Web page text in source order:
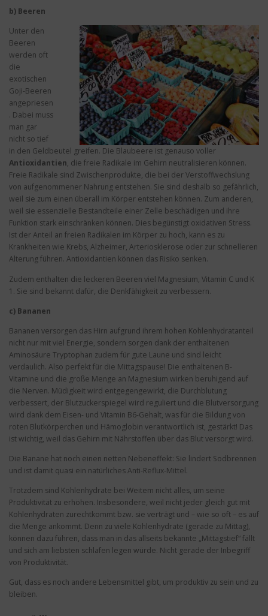
b) Beeren
Unter den
Beeren
werden oft
die
exotischen
Goji-Beeren
angepriesen
. Dabei muss
man gar
nicht so tief
in den Geldbeutel greifen. Die Blaubeere ist genauso voller
Antioxidantien, die freie Radikale im Gehirn neutralisieren können.
Freie Radikale sind Zwischenprodukte, die bei der Verstoffwechslung
von aufgenommener Nahrung entstehen. Sie sind deshalb so gefährlich,
weil sie zum einen überall im Körper entstehen können. Zum anderen,
weil sie essenzielle Bestandteile einer Zelle beschädigen und ihre
Funktion stark einschränken können. Dies begünstigt oxidativen Stress.
Ist der Anteil an freien Radikalen im Körper zu hoch, kann es zu
Krankheiten wie Krebs, Alzheimer, Arteriosklerose oder zur schnelleren
Alterung führen. Antioxidantien können das Risiko senken.
Zudem enthalten die leckeren Beeren viel Magnesium, Vitamin C und K
1. Sie sind bekannt dafür, die Denkfähigkeit zu verbessern.
c) Bananen
Bananen versorgen das Hirn aufgrund ihrem hohen Kohlenhydratanteil
nicht nur mit viel Energie, sondern sorgen dank der enthaltenen
Aminosäure Tryptophan zudem für gute Laune und sind leicht
verdaulich. Also perfekt für die Mittagspause! Die enthaltenen B-
Vitamine und die große Menge an Magnesium wirken beruhigend auf
die Nerven. Müdigkeit wird entgegengewirkt, die Durchblutung
verbessert, der Blutzuckerspiegel wird reguliert und die Blutversorgung
wird dank dem Eisen- und Vitamin B6-Gehalt, was für die Bildung von
roten Blutkörperchen und Hämoglobin verantwortlich ist, gestärkt! Das
ist wichtig, weil das Gehirn mit Nährstoffen über das Blut versorgt wird.
Die Banane hat noch einen netten Nebeneffekt: Sie lindert Sodbrennen
und ist damit quasi ein natürliches Anti-Reflux-Mittel.
Trotzdem sind Kohlenhydrate bei Weitem nicht alles, um seine
Produktivität zu erhöhen. Insbesondere, weil nicht jeder gleich gut mit
Kohlenhydraten zurechtkommt bzw. sie verträgt und – wie so oft – es auf
die Menge ankommt. Denn zu viele Kohlenhydrate (gerade zu Mittag),
können dazu führen, dass man in das allseits bekannte „Mittagstief“ fällt
und sich am liebsten schlafen legen würde. Nicht gerade der Inbegriff
von Produktivität.
Gut, dass es noch andere Lebensmittel gibt, um produktiv zu sein und zu
bleiben.